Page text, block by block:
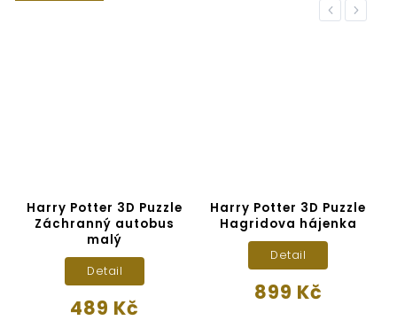
Previous
Harry Potter 3D Puzzle
Záchranný autobus
malý
489 Kč
Detail
Harry Potter 3D Puzzle
Hagridova hájenka
899 Kč
Detail
Next